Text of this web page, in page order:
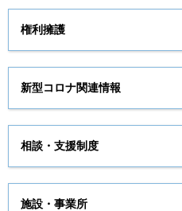
権利擁護
新型コロナ関連情報
相談・支援制度
施設・事業所